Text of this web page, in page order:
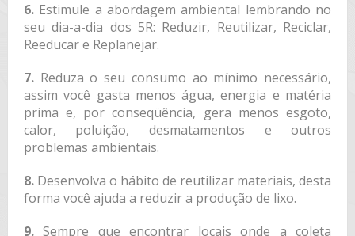
6.Estimule a abordagem ambiental lembrando no
seu dia-a-dia dos 5R: Reduzir, Reutilizar, Reciclar,
Reeducar e Replanejar.
7.Reduza o seu consumo ao mínimo necessário,
assim você gasta menos água, energia e matéria
prima e, por conseqüência, gera menos esgoto,
calor, poluição, desmatamentos e outros
problemas ambientais.
8.Desenvolva o hábito de reutilizar materiais, desta
forma você ajuda a reduzir a produção de lixo.
9.Sempre que encontrar locais onde a coleta